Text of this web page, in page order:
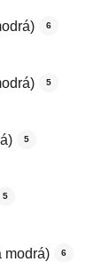
6
5
5
5
modrá) 6